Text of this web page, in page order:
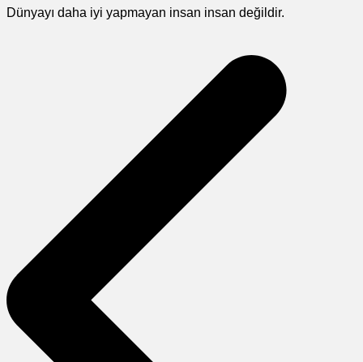
Dünyayı daha iyi yapmayan insan insan değildir.